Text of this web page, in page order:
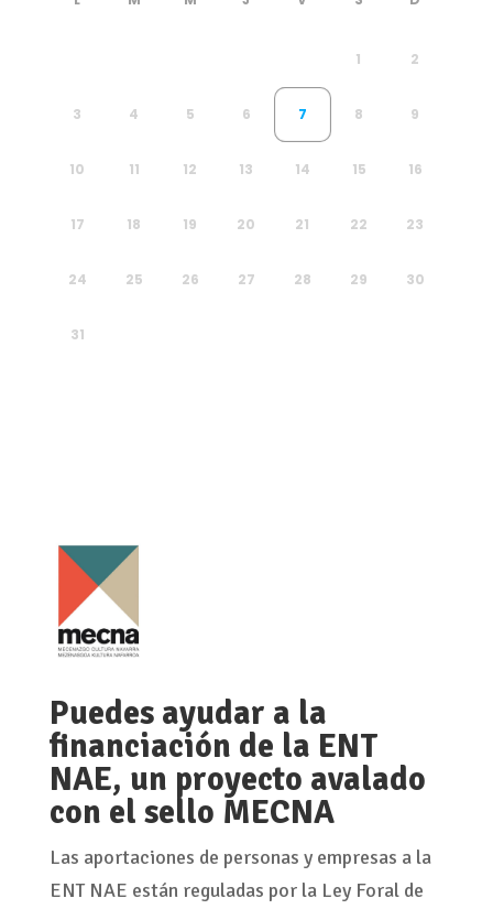
1 2
3 4 5 6 7 8 9
10 11 12 13 14 15 16
17 18 19 20 21 22 23
24 25 26 27 28 29 30
31
Puedes ayudar a la
financiación de la ENT
NAE, un proyecto avalado
con el sello MECNA
Las aportaciones de personas y empresas a la
ENT NAE están reguladas por la Ley Foral de